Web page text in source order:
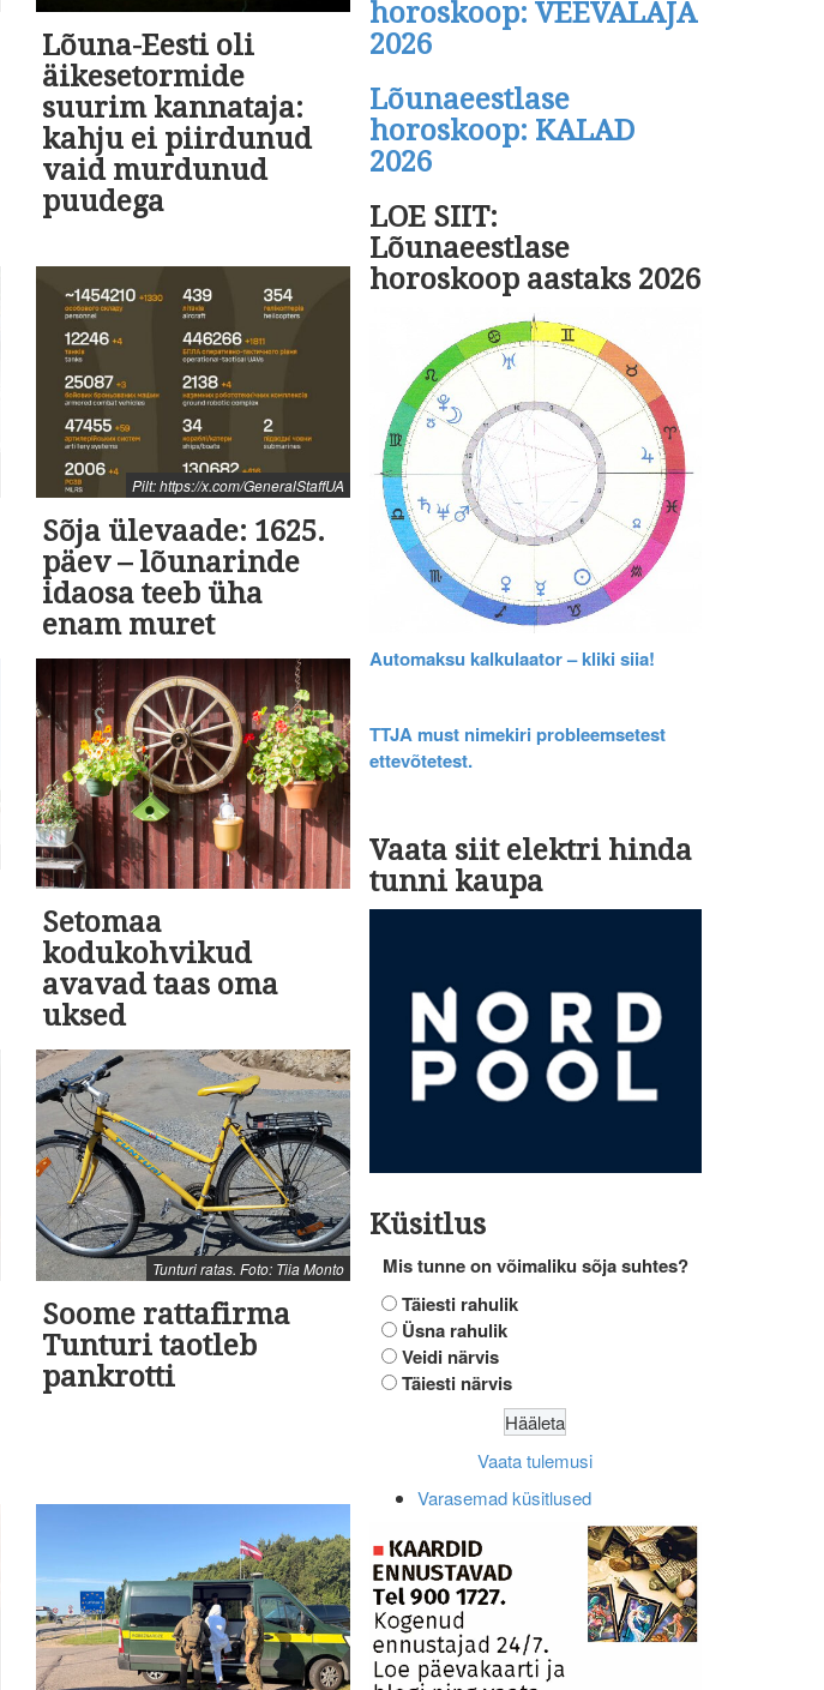
Lõuna-Eesti oli
äikesetormide
suurim kannataja:
kahju ei piirdunud
vaid murdunud
puudega
Pilt: https://x.com/GeneralStaffUA
Sõja ülevaade: 1625.
päev – lõunarinde
idaosa teeb üha
enam muret
Setomaa
kodukohvikud
avavad taas oma
uksed
Tunturi ratas. Foto: Tiia Monto
Soome rattafirma
Tunturi taotleb
pankrotti
horoskoop: VEEVALAJA
2026
Lõunaeestlase
horoskoop: KALAD
2026
LOE SIIT:
Lõunaeestlase
horoskoop aastaks 2026
Automaksu kalkulaator – kliki siia!
TTJA must nimekiri probleemsetest
ettevõtetest.
Vaata siit elektri hinda
tunni kaupa
Küsitlus
Mis tunne on võimaliku sõja suhtes?
Täiesti rahulik
Üsna rahulik
Veidi närvis
Täiesti närvis
Vaata tulemusi
Varasemad küsitlused